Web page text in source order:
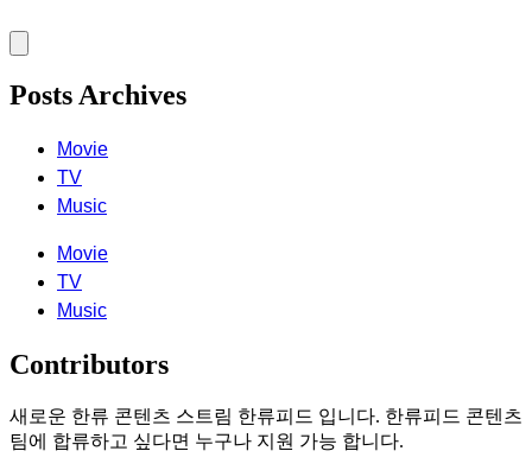
Posts Archives
Movie
TV
Music
Movie
TV
Music
Contributors
새로운 한류 콘텐츠 스트림 한류피드 입니다. 한류피드 콘텐츠
팀에 합류하고 싶다면 누구나 지원 가능 합니다.